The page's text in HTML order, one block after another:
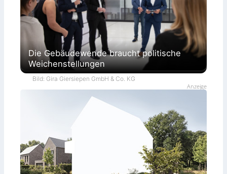
Die Gebäudewende braucht politische
Weichenstellungen
Bild: Gira Giersiepen GmbH & Co. KG
Anzeige